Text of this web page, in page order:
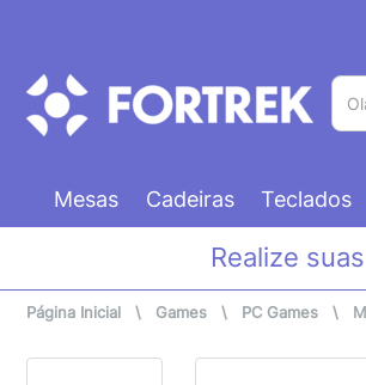
Mesas Cadeiras Teclados
Realize
Página Inicial \ Games \ PC Games \